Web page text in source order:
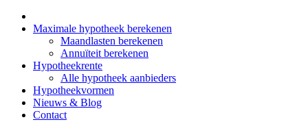
Maximale hypotheek berekenen
Maandlasten berekenen
Annuïteit berekenen
Hypotheekrente
Alle hypotheek aanbieders
Hypotheekvormen
Nieuws & Blog
Contact